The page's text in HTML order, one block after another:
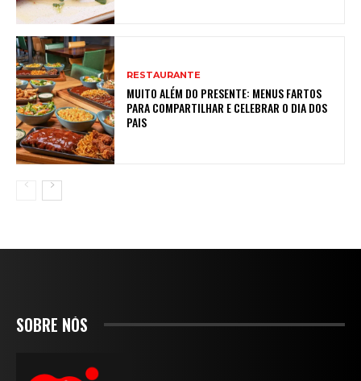
RESTAURANTE
MUITO ALÉM DO PRESENTE: MENUS FARTOS
PARA COMPARTILHAR E CELEBRAR O DIA DOS
PAIS
SOBRE NÓS